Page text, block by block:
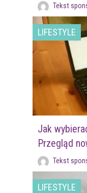
Tekst
LIFESTYLE
Jak
Przegląd
Tekst
LIFESTYLE